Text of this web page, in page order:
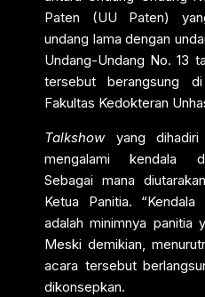
Paten (UU Paten)
undang lama dengan
Undang-Undang No. 13
tersebut berangsung
Fakultas Kedokteran
Talkshowyang dihadiri
mengalami kendala
Sebagai mana
Ketua Panitia.
adalah minimnya panitia
Meski demikian,
acara tersebut
dikonsepkan.